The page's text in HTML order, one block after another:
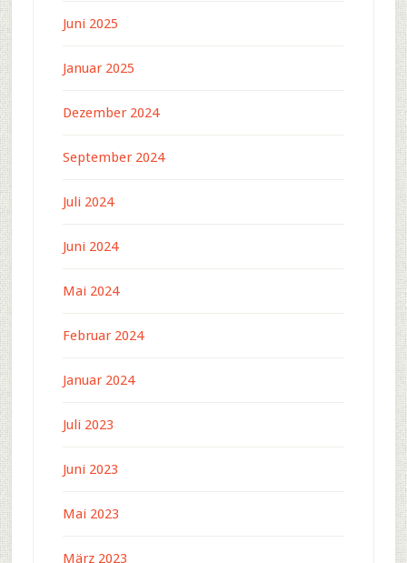
Juni 2025
Januar 2025
Dezember 2024
September 2024
Juli 2024
Juni 2024
Mai 2024
Februar 2024
Januar 2024
Juli 2023
Juni 2023
Mai 2023
März 2023